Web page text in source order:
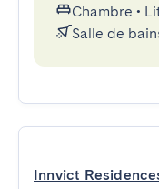
Chambre •
Salle de
Innvict